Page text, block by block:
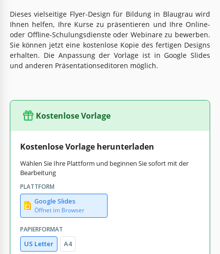
Dieses vielseitige Flyer-Design für Bildung in Blaugrau wird
Ihnen helfen, Ihre Kurse zu präsentieren und Ihre Online-
oder Offline-Schulungsdienste oder Webinare zu bewerben.
Sie können jetzt eine kostenlose Kopie des fertigen Designs
erhalten. Die Anpassung der Vorlage ist in Google Slides
und anderen Präsentationseditoren möglich.
Kostenlose Vorlage
Kostenlose Vorlage herunterladen
Wählen Sie Ihre Plattform und beginnen Sie sofort mit der
Bearbeitung
PLATTFORM
Google Slides
Öffnet im Browser
PAPIERFORMAT
US Letter A4